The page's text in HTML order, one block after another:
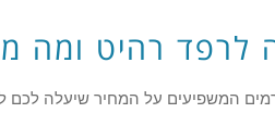
לרפד רהיט ומה
המשפיעים על המחיר שיעלה לכם